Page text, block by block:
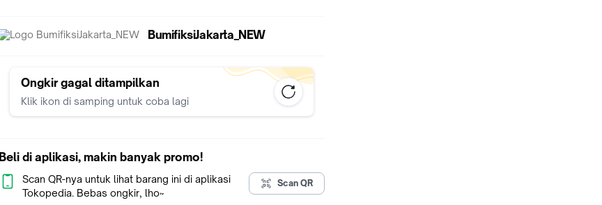
BumifiksiJakarta_NEW
Ongkir gagal ditampilkan
Klik ikon di samping untuk coba lagi
Beli di aplikasi, makin banyak promo!
Scan QR-nya untuk lihat barang ini di aplikasi
Tokopedia. Bebas ongkir, lho~
Scan QR